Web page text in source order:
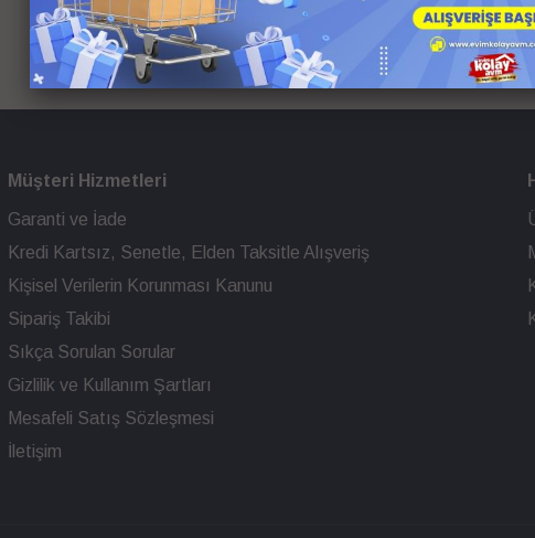
Müşteri Hizmetleri
Garanti ve İade
Kredi Kartsız, Senetle, Elden Taksitle Alışveriş
Kişisel Verilerin Korunması Kanunu
Sipariş Takibi
Sıkça Sorulan Sorular
Gizlilik ve Kullanım Şartları
Mesafeli Satış Sözleşmesi
İletişim